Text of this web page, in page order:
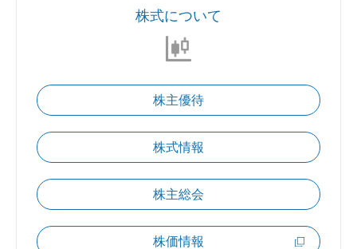
株式について
株主優待
株式情報
株主総会
株価情報